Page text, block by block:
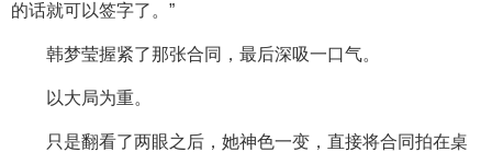
的话就可以签字了。”
韩梦莹握紧了那张合同，最后深吸一口气。
以大局为重。
只是翻看了两眼之后，她神色一变，直接将合同拍在桌